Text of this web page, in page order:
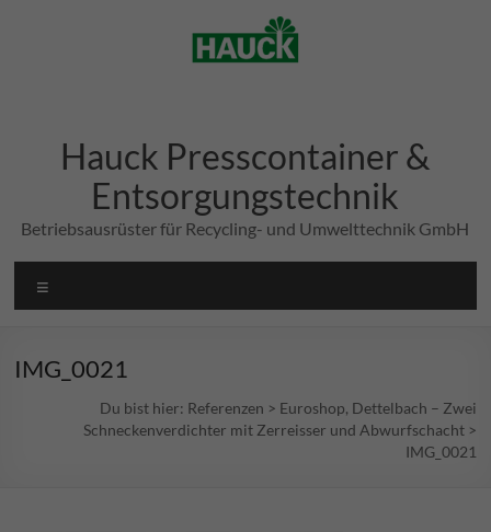
Hauck Presscontainer &
Entsorgungstechnik
Betriebsausrüster für Recycling- und Umwelttechnik GmbH
IMG_0021
Du bist hier: Referenzen > Euroshop, Dettelbach – Zwei
Schneckenverdichter mit Zerreisser und Abwurfschacht>
IMG_0021